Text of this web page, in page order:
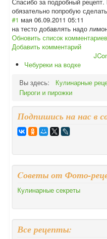
Спасибо за подробный
обязательно попробую
#1 мая 06.09.2011 05:11
на тесто добавлять надо
Обновить список комментариев
Добавить комментарий
Чебуреки на водке
Вы здесь:
Кулинарные
Пироги и пирожки
Подпишись на нас в
Cоветы от Фото-
Кулинарные секреты
Все рецепты: